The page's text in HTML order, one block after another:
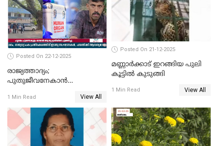
Posted On 22-12-2025
രാജ്യത്താദ്യം;
പുതുജീവനേകാൻ
എറണാകുളം സർക്കാർ
ജനറൽ
ആശുപത്രിയിലെത്തിച്ചു
1 Min Read View All
Posted On 21-12-2025
മണ്ണാർക്കാട് ഇറങ്ങിയ പുലി
കൂട്ടിൽ കുടുങ്ങി
1 Min Read View All